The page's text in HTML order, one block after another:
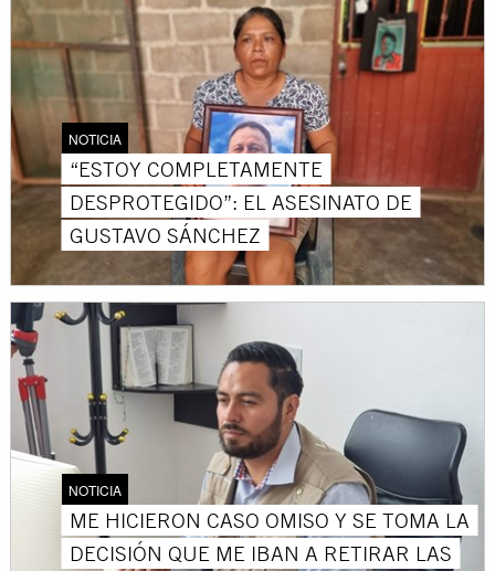
NOTICIA
“ESTOY COMPLETAMENTE
DESPROTEGIDO”: EL ASESINATO DE
GUSTAVO SÁNCHEZ
NOTICIA
ME HICIERON CASO OMISO Y SE TOMA LA
DECISIÓN QUE ME IBAN A RETIRAR LAS